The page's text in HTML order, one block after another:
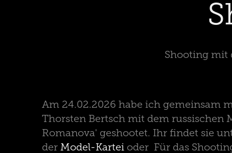
Shooting mit
Am 24.02.2026 habe ich gemeinsam
Thorsten Bertsch mit dem russischen
Romanova' geshootet. Ihr findet sie
der Model-Kartei oder Für das